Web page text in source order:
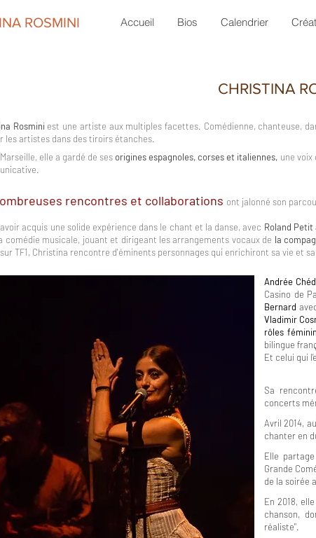
ROSMINI Accueil Bios Calendrier
CHRISTINA
Rosmini est une artiste aux multiples facettes. Comédienne, chanteuse,
les artistes dans des tiroirs étanches.
elle a gardé de sesorigines espagnoles, corses et italiennes, une
rencontres et collaborations ont jalonné son
acquis une solide expérience dans le chant et la danse, avec Roland Petit
comédie musicale, jouant et dirigeant les arrangements vocaux de la
TF1, Christina rencontre d'éminents personnages qui enrichiront sa vie et
Andrée
Casino de
Bernard
Vladimir
rôles
bilingue
Et celui qui
Sa
concerts
Avril 2014,
chanter en
Elle
Grande
de la soirée
En 2018,
chanson,
réaliste".